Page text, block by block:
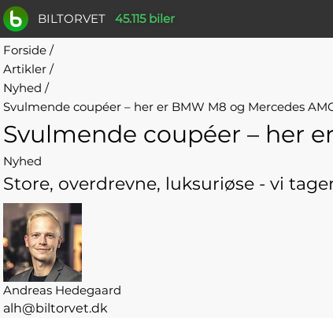
BILTORVET 45.115 biler
Forside /
Artikler /
Nyhed /
Svulmende coupéer – her er BMW M8 og Mercedes
Svulmende coupéer – her
Nyhed
Store, overdrevne, luksuriøse - vi
Andreas Hedegaard
alh@biltorvet.dk